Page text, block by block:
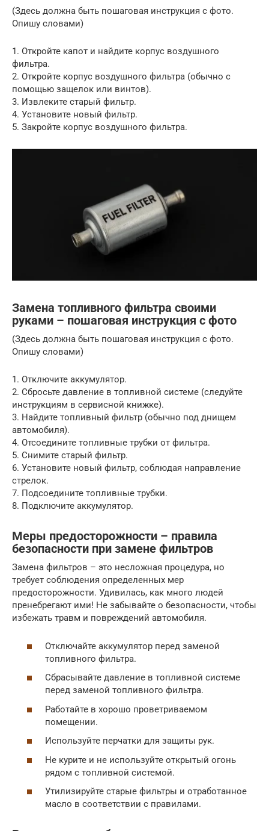
(Здесь должна быть пошаговая инструкция с фото.
Опишу словами)
1. Откройте капот и найдите корпус воздушного
фильтра.
2. Откройте корпус воздушного фильтра (обычно с
помощью защелок или винтов).
3. Извлеките старый фильтр.
4. Установите новый фильтр.
5. Закройте корпус воздушного фильтра.
Замена топливного фильтра своими
руками – пошаговая инструкция с фото
(Здесь должна быть пошаговая инструкция с фото.
Опишу словами)
1. Отключите аккумулятор.
2. Сбросьте давление в топливной системе (следуйте
инструкциям в сервисной книжке).
3. Найдите топливный фильтр (обычно под днищем
автомобиля).
4. Отсоедините топливные трубки от фильтра.
5. Снимите старый фильтр.
6. Установите новый фильтр, соблюдая направление
стрелок.
7. Подсоедините топливные трубки.
8. Подключите аккумулятор.
Меры предосторожности – правила
безопасности при замене фильтров
Замена фильтров – это несложная процедура, но
требует соблюдения определенных мер
предосторожности. Удивилась, как много людей
пренебрегают ими! Не забывайте о безопасности, чтобы
избежать травм и повреждений автомобиля.
Отключайте аккумулятор перед заменой
топливного фильтра.
Сбрасывайте давление в топливной системе
перед заменой топливного фильтра.
Работайте в хорошо проветриваемом
помещении.
Используйте перчатки для защиты рук.
Не курите и не используйте открытый огонь
рядом с топливной системой.
Утилизируйте старые фильтры и отработанное
масло в соответствии с правилами.